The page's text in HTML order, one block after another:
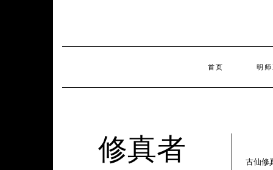
首页 明
修真者 古仙修